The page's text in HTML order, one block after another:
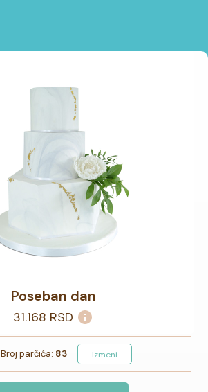
Poseban dan
31.168 RSD
Broj parčića: 83 Izmeni